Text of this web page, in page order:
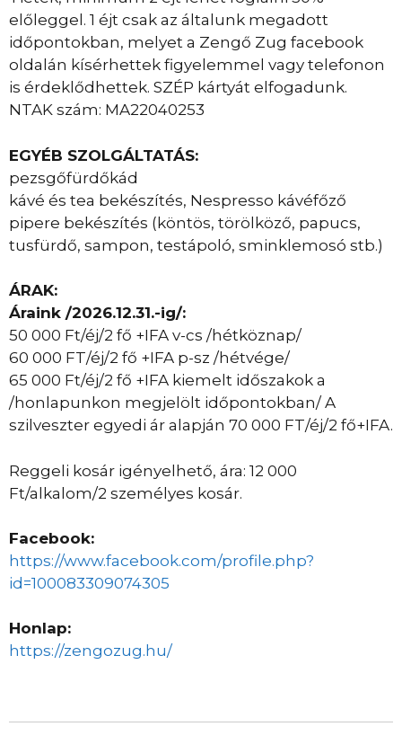
előleggel. 1 éjt csak az általunk megadott
időpontokban, melyet a Zengő Zug facebook
oldalán kísérhettek figyelemmel vagy telefonon
is érdeklődhettek. SZÉP kártyát elfogadunk.
NTAK szám: MA22040253
EGYÉB SZOLGÁLTATÁS:
pezsgőfürdőkád
kávé és tea bekészítés, Nespresso kávéfőző
pipere bekészítés (köntös, törölköző, papucs,
tusfürdő, sampon, testápoló, sminklemosó stb.)
ÁRAK:
Áraink /2026.12.31.-ig/:
50 000 Ft/éj/2 fő +IFA v-cs /hétköznap/
60 000 FT/éj/2 fő +IFA p-sz /hétvége/
65 000 Ft/éj/2 fő +IFA kiemelt időszakok a
/honlapunkon megjelölt időpontokban/ A
szilveszter egyedi ár alapján 70 000 FT/éj/2 fő+IFA.
Reggeli kosár igényelhető, ára: 12 000
Ft/alkalom/2 személyes kosár.
Facebook:
https://www.facebook.com/profile.php?
id=100083309074305
Honlap:
https://zengozug.hu/